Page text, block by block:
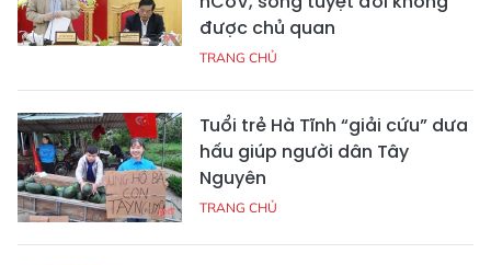
được chủ quan
TRANG CHỦ
Tuổi trẻ Hà Tĩnh “giải cứu” dưa
hấu giúp người dân Tây
Nguyên
TRANG CHỦ